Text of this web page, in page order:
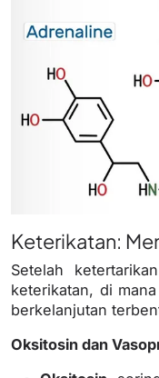
Keterikatan:
Setelah
keterikatan, di
berkelanjutan
Oksitosin dan